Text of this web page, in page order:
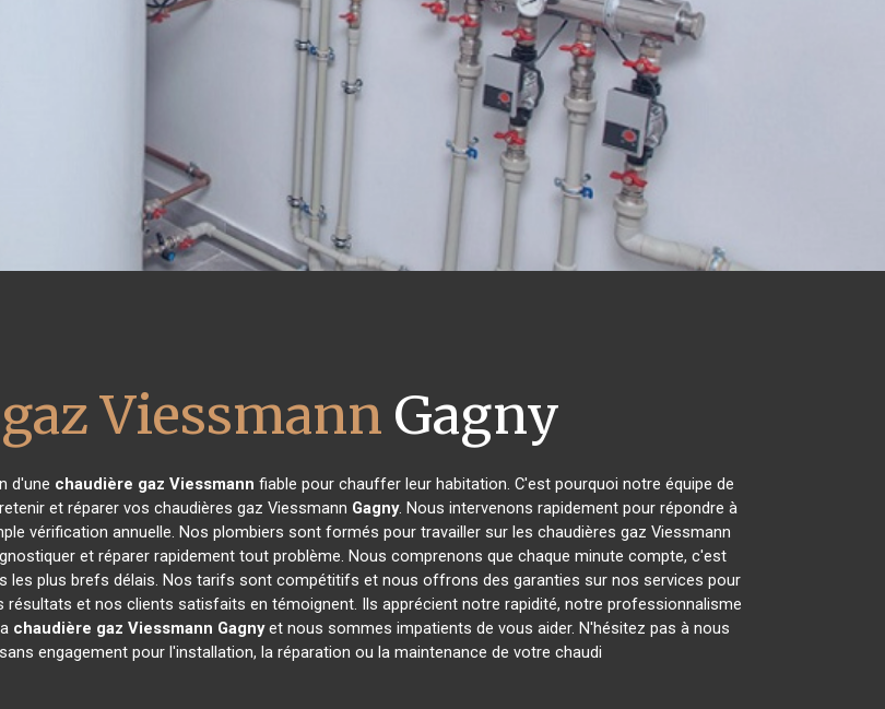
Viessmann Gagny
d'une chaudière gaz Viessmann fiable pour chauffer leur habitation. C'est pourquoi notre équipe de
et réparer vos chaudières gaz Viessmann Gagny. Nous intervenons rapidement pour répondre à
vérification annuelle. Nos plombiers sont formés pour travailler sur les chaudières gaz Viessmann
et réparer rapidement tout problème. Nous comprenons que chaque minute compte, c'est
les plus brefs délais. Nos tarifs sont compétitifs et nous offrons des garanties sur nos services pour
et nos clients satisfaits en témoignent. Ils apprécient notre rapidité, notre professionnalisme
chaudière gaz Viessmann Gagnyet nous sommes impatients de vous aider. N'hésitez pas à nous
engagement pour l'installation, la réparation ou la maintenance de votre chaudi